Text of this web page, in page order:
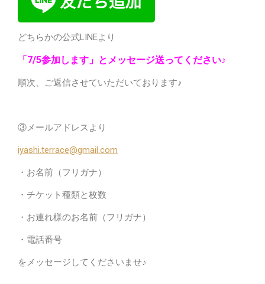
どちらかの公式LINEより
「7/5参加します」とメッセージ送ってください♪
順次、ご返信させていただいております♪
③メールアドレスより
iyashi.terrace@gmail.com
・お名前（フリガナ）
・チケット種類と枚数
・お連れ様のお名前（フリガナ）
・電話番号
をメッセージしてくださいませ♪